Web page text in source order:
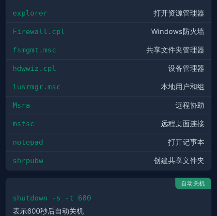
explorer 打开资源管理器
Firewall.cpl Windows防火墙
fsmgmt.msc 共享文件夹管理器
hdwwiz.cpl 设备管理器
lusrmgr.msc 本地用户和组
Msra 远程协助
mstsc 远程桌面连接
notepad 打开记事本
shrpubw 创建共享文件夹
自动关机
shutdown -s -t 600
表示600秒后自动关机